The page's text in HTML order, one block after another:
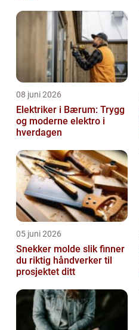
08 juni 2026
Elektriker i Bærum: Trygg
og moderne elektro i
hverdagen
05 juni 2026
Snekker molde slik finner
du riktig håndverker til
prosjektet ditt